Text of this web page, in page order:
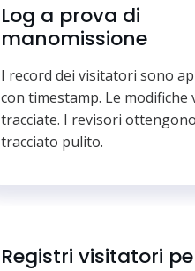
Log a prova di
manomissione
I record dei visitatori sono
con timestamp. Le modifiche
tracciate. I revisori
tracciato pulito.
Registri visitatori